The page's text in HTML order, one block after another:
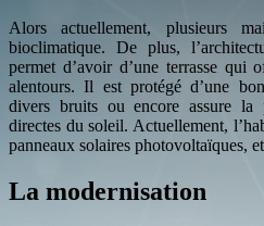
Alors actuellement, plusieurs
bioclimatique. De plus,
permet d’avoir d’une terrasse qui
alentours. Il est protégé d’une
divers bruits ou encore assure la
directes du soleil. Actuellement,
panneaux solaires photovoltaïques,
La modernisation